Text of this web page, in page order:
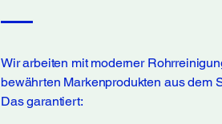
Wir arbeiten mit moderner
bewährten Markenprodukten aus dem
Das garantiert: